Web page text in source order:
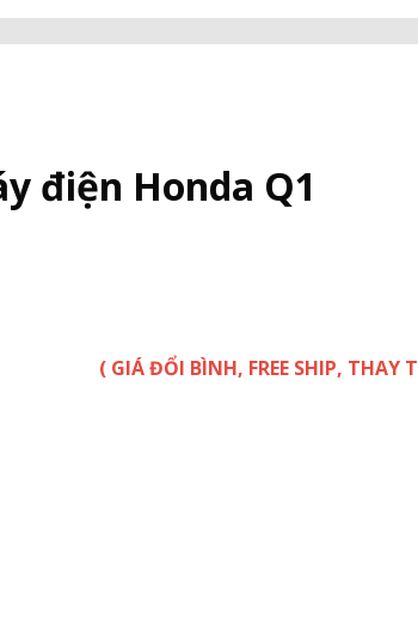
điện Honda Q1
( GIÁ ĐỔI BÌNH, FREE SHIP, THAY